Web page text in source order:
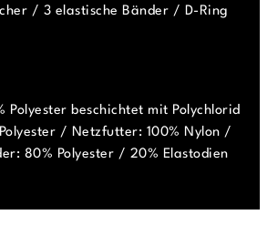
/ 3 elastische Bänder / D-Ring
Polyester beschichtet mit Polychlorid
/ Netzfutter: 100% Nylon /
80% Polyester / 20% Elastodien